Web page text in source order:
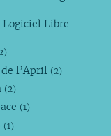
Logiciel Libre
l’April (2)
(2)
(1)
(1)